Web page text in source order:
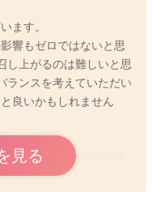
ます。
響もゼロではないと思
し上がるのは難しいと思
ランスを考えていただい
良いかもしれません
見る
2026/6/4 5:40